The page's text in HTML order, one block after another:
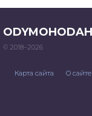
© 2018–2026
Карта сайта О сайте